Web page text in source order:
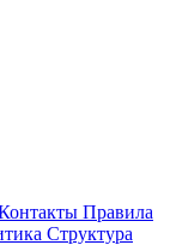
Правила
Структура